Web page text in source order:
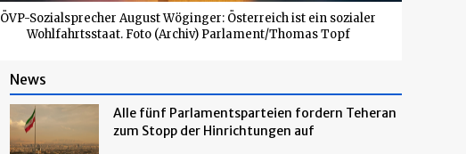
ÖVP-Sozialsprecher August Wöginger: Österreich ist ein sozialer
Wohlfahrtsstaat. Foto (Archiv) Parlament/Thomas Topf
News
Alle fünf Parlamentsparteien fordern Teheran
zum Stopp der Hinrichtungen auf